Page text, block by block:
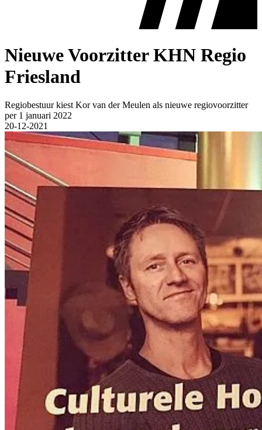
Nieuwe Voorzitter KHN Regio
Friesland
Regiobestuur kiest Kor van der Meulen als nieuwe regiovoorzitter
per 1 januari 2022
20-12-2021